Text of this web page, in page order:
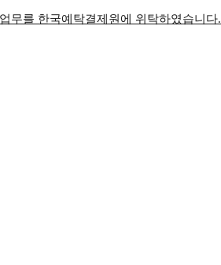
무를 한국예탁결제원에 위탁하였습니다.